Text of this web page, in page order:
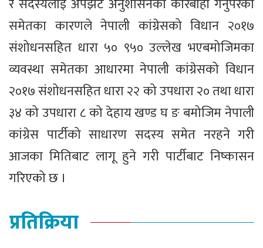
र सदस्यलाई अपर्झट अनुशासनको कारबाही गर्नुपरेको
समेतका कारणले नेपाली कांग्रेसको विधान २०१७
संशोधनसहित धारा ५० ९५० उल्लेख भएबमोजिमका
व्यवस्था समेतका आधारमा नेपाली कांग्रेसको विधान
२०१७ संशोधनसहित धारा २२ को उपधारा २० तथा धारा
३४ को उपधारा ८ को देहाय खण्ड घ ङ बमोजिम नेपाली
कांग्रेस पार्टीको साधारण सदस्य समेत नरहने गरी
आजका मितिबाट लागू हुने गरी पार्टीबाट निष्कासन
गरिएको छ ।
प्रतिक्रिया